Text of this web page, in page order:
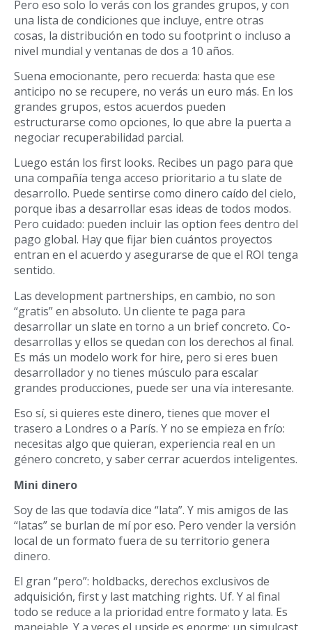
Pero eso solo lo verás con los grandes grupos, y con
una lista de condiciones que incluye, entre otras
cosas, la distribución en todo su footprint o incluso a
nivel mundial y ventanas de dos a 10 años.
Suena emocionante, pero recuerda: hasta que ese
anticipo no se recupere, no verás un euro más. En los
grandes grupos, estos acuerdos pueden
estructurarse como opciones, lo que abre la puerta a
negociar recuperabilidad parcial.
Luego están los first looks. Recibes un pago para que
una compañía tenga acceso prioritario a tu slate de
desarrollo. Puede sentirse como dinero caído del cielo,
porque ibas a desarrollar esas ideas de todos modos.
Pero cuidado: pueden incluir las option fees dentro del
pago global. Hay que fijar bien cuántos proyectos
entran en el acuerdo y asegurarse de que el ROI tenga
sentido.
Las development partnerships, en cambio, no son
“gratis” en absoluto. Un cliente te paga para
desarrollar un slate en torno a un brief concreto. Co-
desarrollas y ellos se quedan con los derechos al final.
Es más un modelo work for hire, pero si eres buen
desarrollador y no tienes músculo para escalar
grandes producciones, puede ser una vía interesante.
Eso sí, si quieres este dinero, tienes que mover el
trasero a Londres o a París. Y no se empieza en frío:
necesitas algo que quieran, experiencia real en un
género concreto, y saber cerrar acuerdos inteligentes.
Mini dinero
Soy de las que todavía dice “lata”. Y mis amigos de las
“latas” se burlan de mí por eso. Pero vender la versión
local de un formato fuera de su territorio genera
dinero.
El gran “pero”: holdbacks, derechos exclusivos de
adquisición, first y last matching rights. Uf. Y al final
todo se reduce a la prioridad entre formato y lata. Es